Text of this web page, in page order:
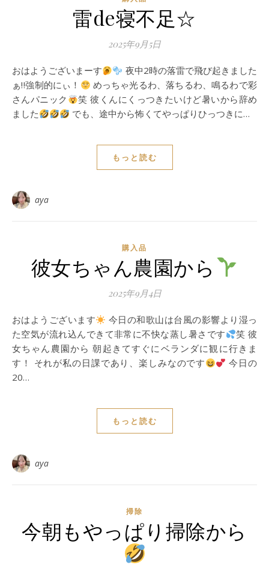
雷de寝不足☆
2025年9月5日
おはようございまーす
夜中2時の落雷で飛び起きました
ぁ‼︎強制的にぃ！
めっちゃ光るわ、落ちるわ、鳴るわで彩
さんパニック
笑 彼くんにくっつきたいけど暑いから辞め
ました
でも、途中から怖くてやっぱりひっつきに…
もっと読む
aya
購入品
彼女ちゃん農園から
2025年9月4日
おはようございます
今日の和歌山は台風の影響より湿っ
た空気が流れ込んできて非常に不快な蒸し暑さです
笑 彼
女ちゃん農園から 朝起きてすぐにベランダに観に行きま
す！ それが私の日課であり、楽しみなのです
今日の
20…
もっと読む
aya
掃除
今朝もやっぱり掃除から